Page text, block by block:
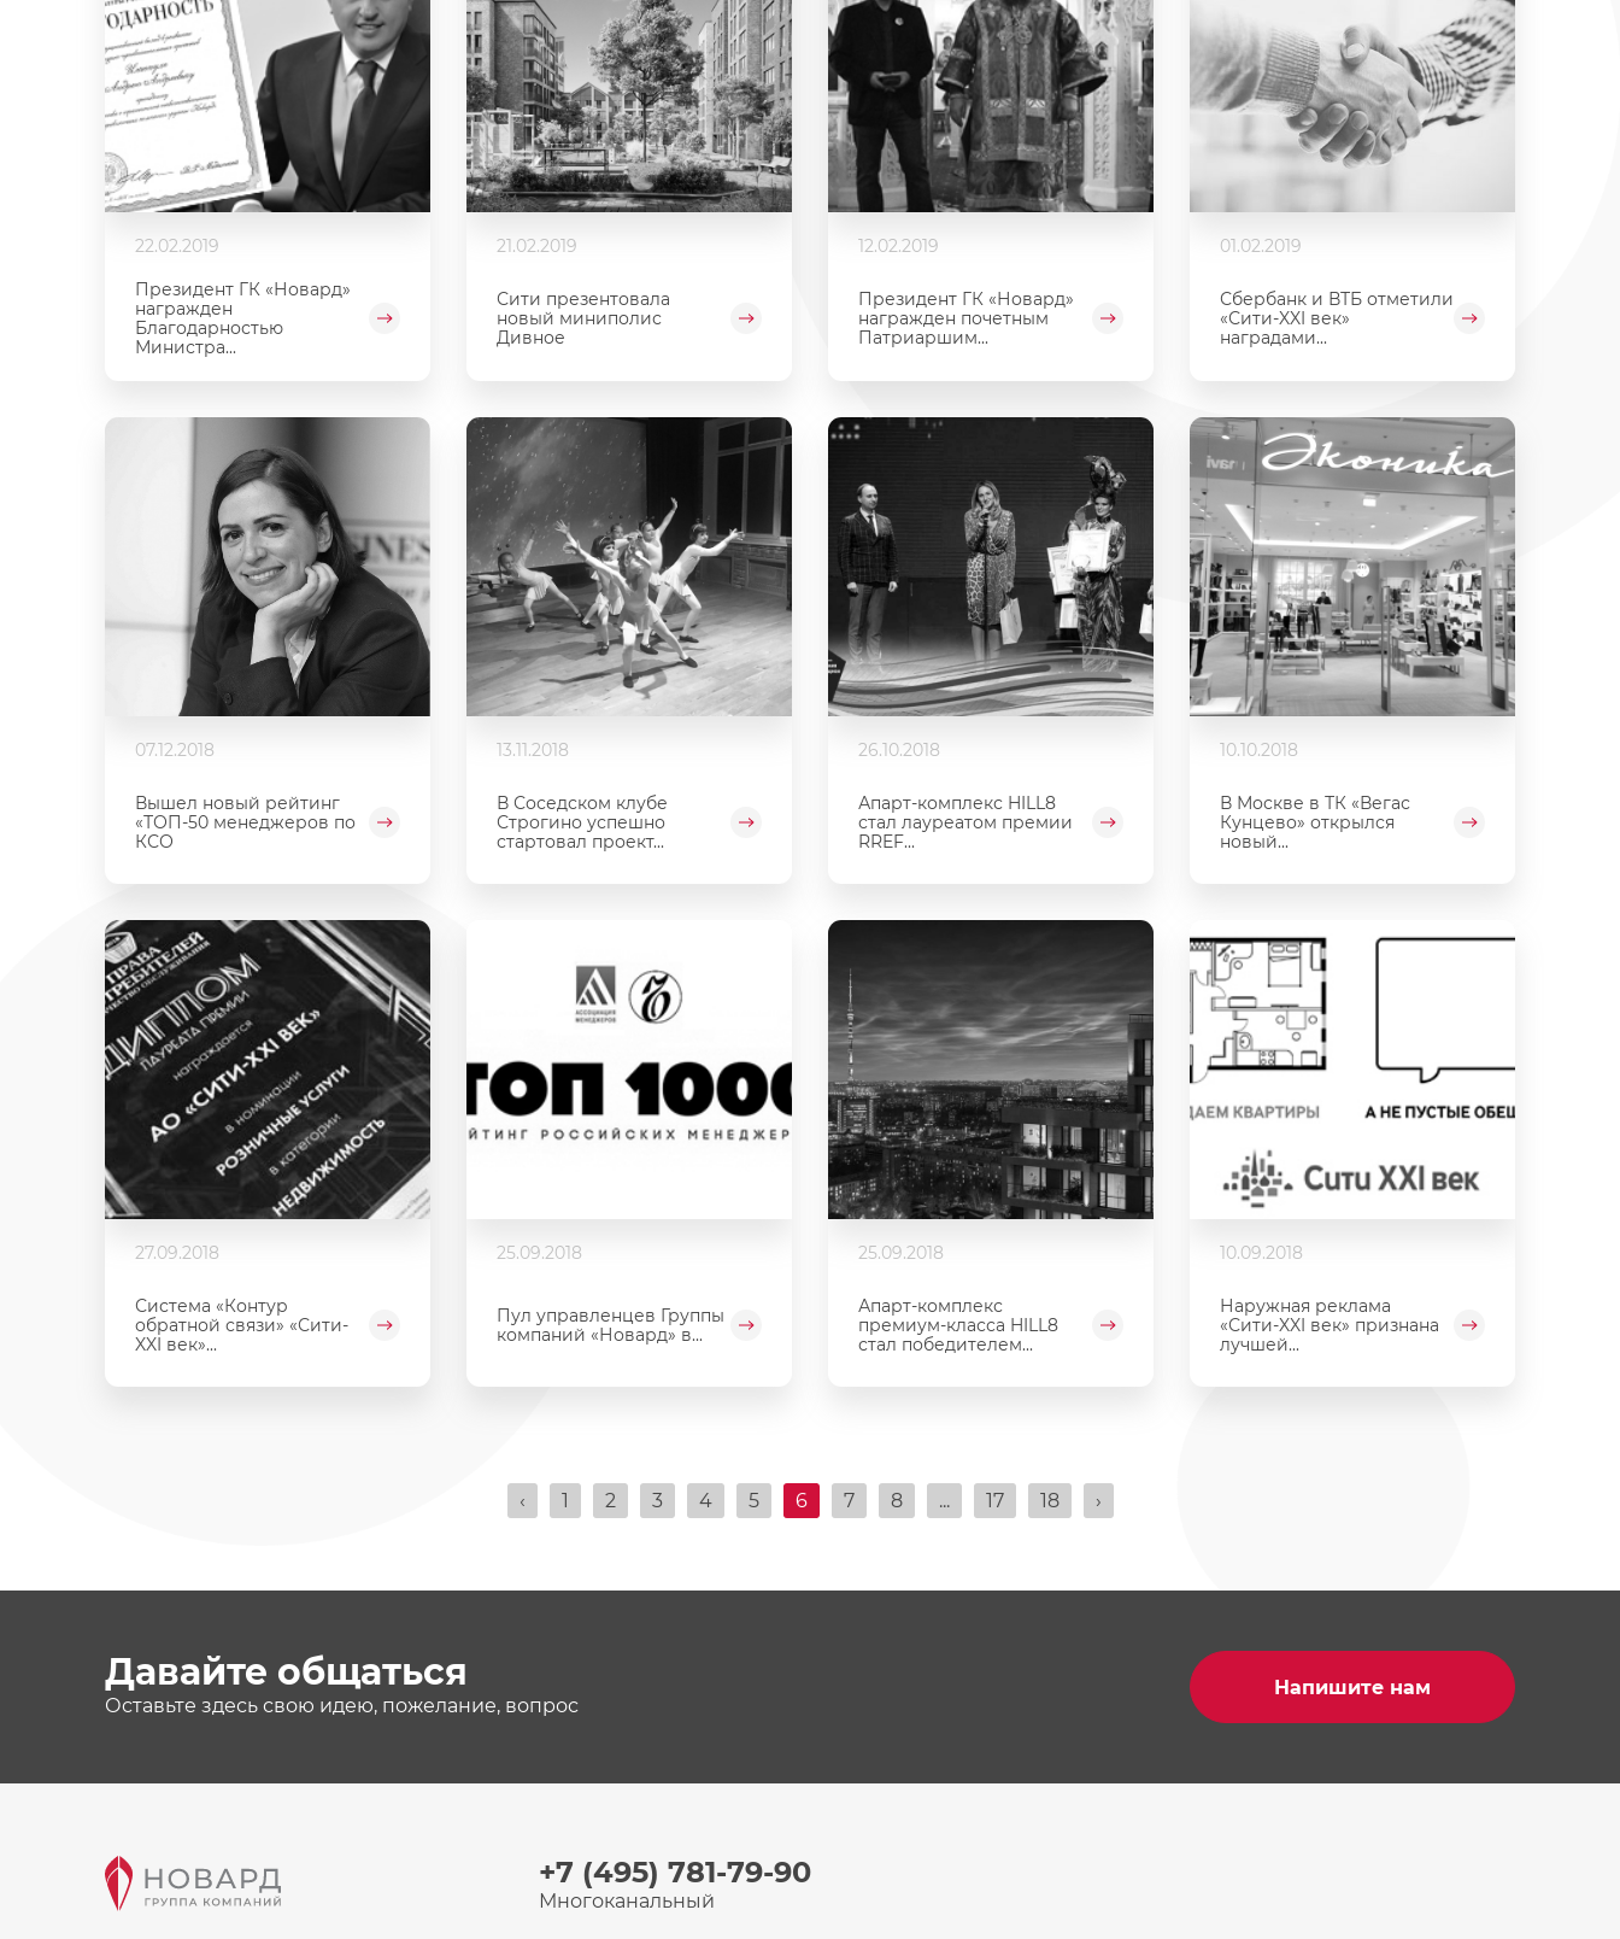
22.02.2019
Президент ГК «Новард»
награжден
Благодарностью
Министра...
21.02.2019
Сити презентовала
новый миниполис
Дивное
12.02.2019
Президент ГК «Новард»
награжден почетным
Патриаршим...
01.02.2019
Сбербанк и ВТБ отметили
«Сити-XXI век»
наградами...
07.12.2018
Вышел новый рейтинг
«ТОП-50 менеджеров по
КСО
13.11.2018
В Соседском клубе
Строгино успешно
стартовал проект...
26.10.2018
Апарт-комплекс HILL8
стал лауреатом премии
RREF...
10.10.2018
В Москве в ТК «Вегас
Кунцево» открылся
новый...
27.09.2018
Система «Контур
обратной связи» «Сити-
XXI век»...
25.09.2018
Пул управленцев Группы
компаний «Новард» в...
25.09.2018
Апарт-комплекс
премиум-класса HILL8
стал победителем...
10.09.2018
Наружная реклама
«Сити-XXI век» признана
лучшей...
‹ 1 2 3 4 5 6 7 8 ... 17 18 ›
Давайте общаться
Оставьте здесь свою идею, пожелание, вопрос
Напишите нам
+7 (495) 781-79-90
Многоканальный